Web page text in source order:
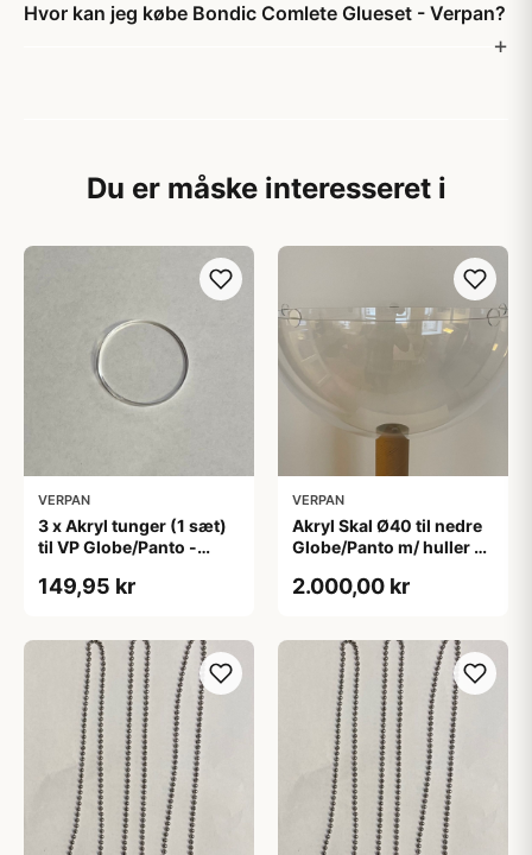
Hvor kan jeg købe Bondic Comlete Glueset - Verpan?
Du er måske interesseret i
VERPAN
3 x Akryl tunger (1 sæt)
til VP Globe/Panto -
149,95 kr
VERPAN
Akryl Skal Ø40 til nedre
Globe/Panto m/ huller -
2.000,00 kr